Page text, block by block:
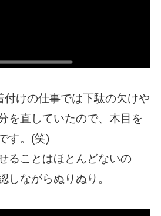
付けの仕事では下駄の欠けや
を直していたので、木目を
す。(笑)
ることはほとんどないの
しながらぬりぬり。